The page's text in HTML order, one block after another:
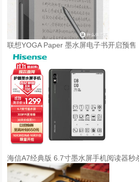
联想YOGA Paper 墨水屏电子书开启预
海信A7经典版 6.7寸墨水屏手机阅读器秒